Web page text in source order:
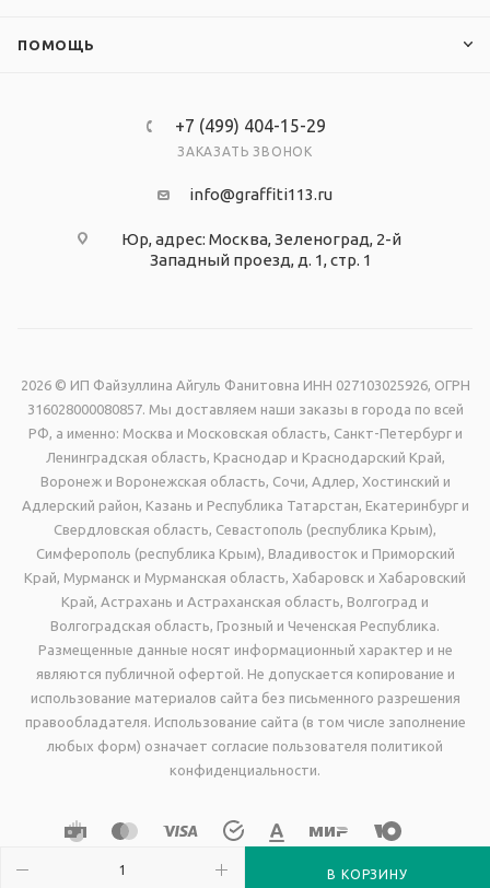
В КОРЗИНУ
ПОМОЩЬ
+7 (499) 404-15-29
ЗАКАЗАТЬ ЗВОНОК
info@graffiti113.ru
Юр, адрес: Москва, Зеленоград, 2-й
Западный проезд, д. 1, стр. 1
2026 © ИП Файзуллина Айгуль Фанитовна ИНН 027103025926, ОГРН
316028000080857. Мы доставляем наши заказы в города по всей
РФ, а именно: Москва и Московская область, Санкт-Петербург и
Ленинградская область, Краснодар и Краснодарский Край,
Воронеж и Воронежская область, Сочи, Адлер, Хостинский и
Адлерский район, Казань и Республика Татарстан, Екатеринбург и
Свердловская область, Севастополь (республика Крым),
Симферополь (республика Крым), Владивосток и Приморский
Край, Мурманск и Мурманская область, Хабаровск и Хабаровский
Край, Астрахань и Астраханская область, Волгоград и
Волгоградская область, Грозный и Чеченская Республика.
Размещенные данные носят информационный характер и не
являются публичной офертой. Не допускается копирование и
использование материалов сайта без письменного разрешения
правообладателя. Использование сайта (в том числе заполнение
любых форм) означает согласие пользователя политикой
конфиденциальности.